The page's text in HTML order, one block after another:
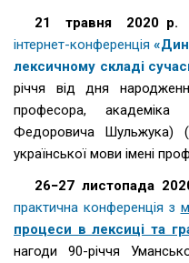
21 травня 2020 р.
інтернет-конференція
лексичному складі
річчя від дня
професора,
Федоровича Шульжука)
української мови імені
26−27 листопада
практична конференція з
процеси в лексиці та
нагоди 90-річчя